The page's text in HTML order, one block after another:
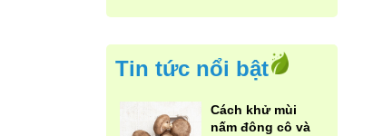
Tin tức nổi bật
Cách khử mùi
nấm đông cô và